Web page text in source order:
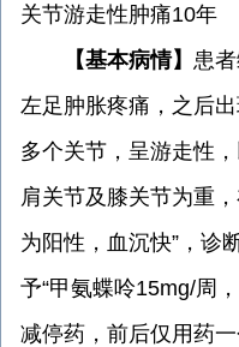
关节游走性肿痛10年
【基本病情】 患
左足肿胀疼痛，之后
多个关节，呈游走性
肩关节及膝关节为重
为阳性，血沉快”，诊
予“甲氨蝶呤15mg/周
减停药，前后仅用药